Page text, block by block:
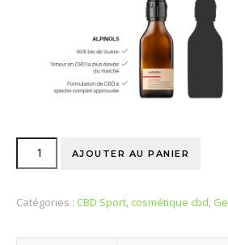
AJOUTER AU PANIER
Catégories : CBD Sport, cosmétique cbd,